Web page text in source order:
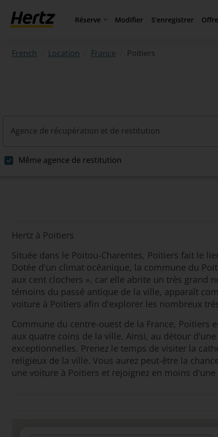
Réserve Modifier S’enregistrer
French Location France Poitiers
Agence de récupération et de restitution
Même agence de restitution
Hertz à Poitiers
Située dans le Poitou-Charentes, Poitiers fait le
Dotée d'un climat océanique, la commune du
aux cent clochers », car elle abrite un très grand
témoins du passé antique de la ville, apparaît
voiture à Poitiers afin d'explorer les nombreux
Commune du centre-ouest de la France,
aux quatre coins de la ville. Ainsi, au détour
exceptionnelles. Prenez le temps de visiter la
religieux de la ville. Vous aurez peut-être la
une voiture à Poitiers et rejoignez en moins